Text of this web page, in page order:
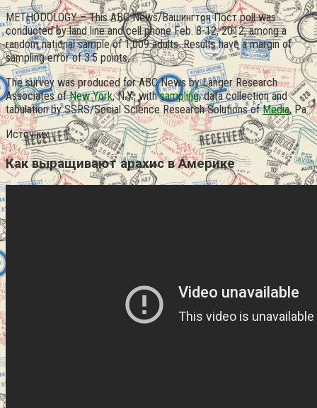
METHODOLOGY – This ABC News/Вашингтон Пост poll was
conducted by land line and cell phone Feb. 8-12, 2012, among a
random national sample of 1,009 adults. Results have a margin of
sampling error of 3.5 points.
The survey was produced for ABC News by Langer Research
Associates ofNew York, N.Y., withsampling, data collection and
tabulation by SSRS/Social Science Research Solutions ofMedia, Pa.
Источник
Как выращивают арахис в Америке